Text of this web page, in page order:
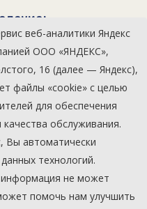
веб-аналитики Яндекс
ООО «ЯНДЕКС»,
16 (далее — Яндекс),
файлы «cookie» с целью
для обеспечения
обслуживания.
Вы автоматически
технологий.
не может
помочь нам улучшить